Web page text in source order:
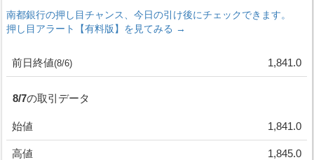
南都銀行の押し目チャンス、今日の引け後にチェックできます。
押し目アラート【有料版】を見てみる →
前日終値(8/6) 1,841.0
8/7の取引データ
始値 1,841.0
高値 1,845.0